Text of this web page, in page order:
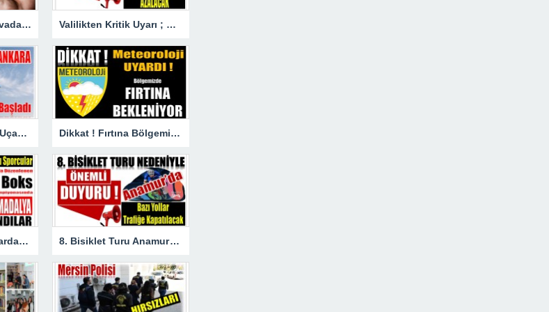
Antalya’daki Turnuvada Şampiyon Anamur’dan Valilikten Kritik Uyarı ; Hava Sıcaklığı Hissedilir Derecede Azalacak!
Gazipaşa – Ankara Uçak Seferleri Başladı Dikkat ! Fırtına Bölgemizde Etkili Olacak
Anamur’lu Sporculardan Büyük Başarı ; 1 Altın 2 Bronz Madalya Kazandılar 8. Bisiklet Turu Anamur’dan Başlıyor. Bazı Yollar Trafiğe Kapatılacak